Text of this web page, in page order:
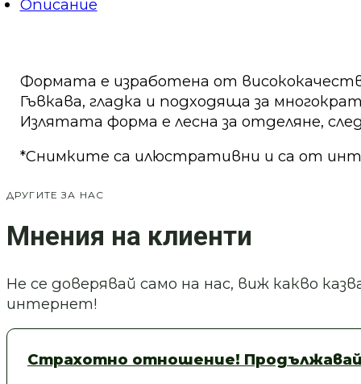
орнаменти
Описание
Формата е изработена от
Гъвкава, гладка и подходяща за
Излятата форма е лесна за отделяне,
*Снимките са илюстративни и са от
ДРУГИТЕ ЗА НАС
Мнения на клиенти
Не се доверявай само на нас, виж какво
интернет!
Страхотно отношение!